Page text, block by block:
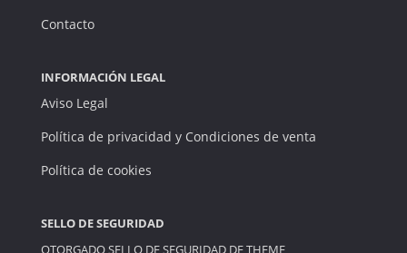
Contacto
INFORMACIÓN LEGAL
Aviso Legal
Política de privacidad y Condiciones de venta
Política de cookies
SELLO DE SEGURIDAD
OTORGADO SELLO DE SEGURIDAD DETHEME